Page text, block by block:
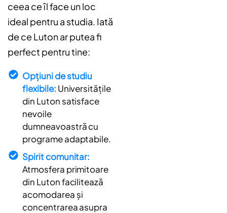
ceea ce îl face un loc
ideal pentru a studia. Iată
de ce Luton ar putea fi
perfect pentru tine:
Opțiuni de studiu
flexibile: Universitățile
din Luton satisface
nevoile
dumneavoastră cu
programe adaptabile.
Spirit comunitar:
Atmosfera primitoare
din Luton facilitează
acomodarea și
concentrarea asupra